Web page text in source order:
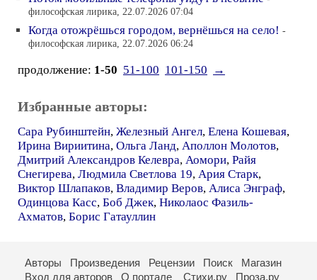
философская лирика, 22.07.2026 07:04
Когда отожрёшься городом, вернёшься на село! -
философская лирика, 22.07.2026 06:24
продолжение: 1-50 51-100 101-150 →
Избранные авторы:
Сара Рубинштейн, Железный Ангел, Елена Кошевая,
Ирина Вириитина, Ольга Ланд, Аполлон Молотов,
Дмитрий Александров Келевра, Аомори, Райя
Снегирева, Людмила Светлова 19, Ария Старк,
Виктор Шлапаков, Владимир Веров, Алиса Энграф,
Одинцова Касс, Боб Джек, Николаос Фазиль-
Ахматов, Борис Гатауллин
Авторы Произведения Рецензии Поиск
Магазин
Вход для авторов
О портале Стихи.ру Проза.ру